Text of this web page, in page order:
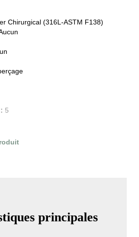
Chirurgical (316L-ASTM F138)
5
principales